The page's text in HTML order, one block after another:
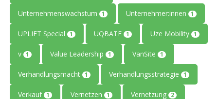
Unternehmenswachstum 1 Unternehmer:innen 1
UPLIFT Special 1 UQBATE 1 Uze Mobility 1
v 1 Value Leadership 1 VanSite 1
Verhandlungsmacht 1 Verhandlungsstrategie 1
Verkauf 1 Vernetzen 1 Vernetzung 2